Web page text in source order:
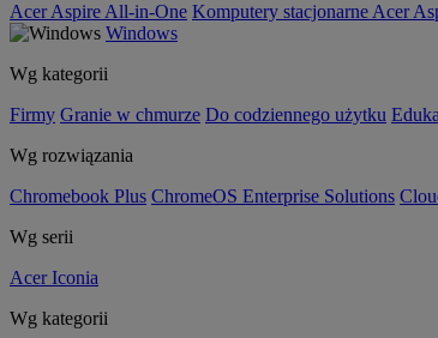
Acer Aspire All-in-One Komputery stacjonarne Acer
Windows
Wg kategorii
Firmy Granie w chmurze Do codziennego użytku
Wg rozwiązania
Chromebook Plus ChromeOS Enterprise Solutions
Wg serii
Acer Iconia
Wg kategorii